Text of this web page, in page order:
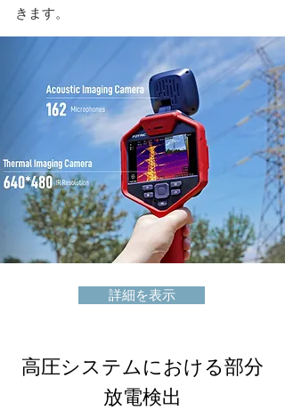
きます。
詳細を表示
高圧システムにおける部分
放電検出